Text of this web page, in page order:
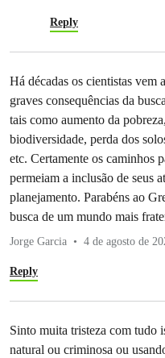
Reply
Há décadas os cientistas vem
graves consequências da
tais como aumento da
biodiversidade, perda dos
etc. Certamente os caminhos
permeiam a inclusão de seus
planejamento. Parabéns ao
busca de um mundo mais
Jorge Garcia 4 de agosto de
Reply
Sinto muita tristeza com tudo
natural ou criminosa ou